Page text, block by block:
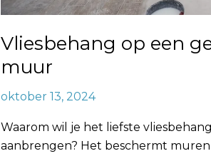
Vliesbehang op een
muur
oktober 13, 2024
Waarom wil je het liefste
aanbrengen? Het beschermt